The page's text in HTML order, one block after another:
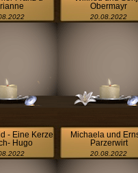
Obermayr
20.08.2022
- Eine Kerze
Hugo
Michaela und
Parzerwirt
20.08.2022